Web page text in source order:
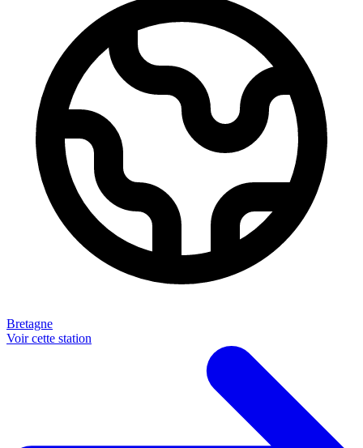
Bretagne
Voir cette station